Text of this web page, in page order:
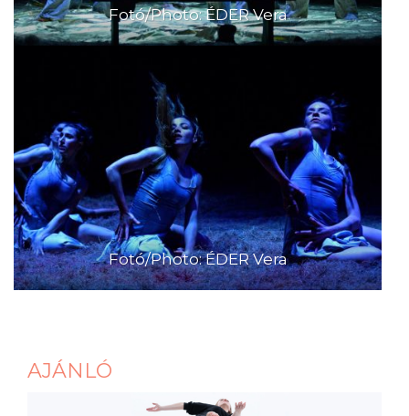
Fotó/Photo: ÉDER Vera
Fotó/Photo: ÉDER Vera
AJÁNLÓ